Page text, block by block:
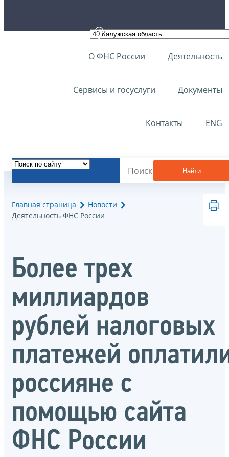
О ФНС России Деятельность
Сервисы и госуслуги Документы
Контакты ENG
Найти
Главная страница
Новости
Деятельность ФНС России
Более трех
миллиардов
рублей налоговых
платежей
россияне с
помощью сайта
ФНС России